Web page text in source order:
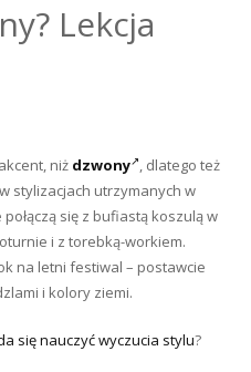
Lekcja
niż dzwony , dlatego też
stylizacjach utrzymanych w
się z bufiastą koszulą w
i z torebką-workiem.
na letni festiwal – postawcie
i kolory ziemi.
się nauczyć wyczucia stylu?